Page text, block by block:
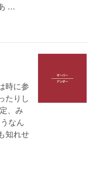
…
時に参
たりし
、み
なん
知れせ